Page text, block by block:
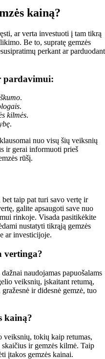
kainą?
ar verta investuoti į tam tikrą
Be to, supratę gemzės
perkant ar parduodant
pardavimui:
.
.
kilmės.
.
nuo visų šių veiksnių
ir gerai informuoti prieš
rūšį.
taip pat turi savo vertę ir
galite apsaugoti save nuo
rinkoje. Visada pasitikėkite
nustatyti tikrąją gemzės
ar investicijoje.
vertinga?
naudojamas papuošalams
veiksnių, įskaitant retumą,
ir didesnė gemzė, tuo
kainą?
veiksnių, tokių kaip retumas,
ir gemzės kilmė. Taip
įtakos gemzės kainai.